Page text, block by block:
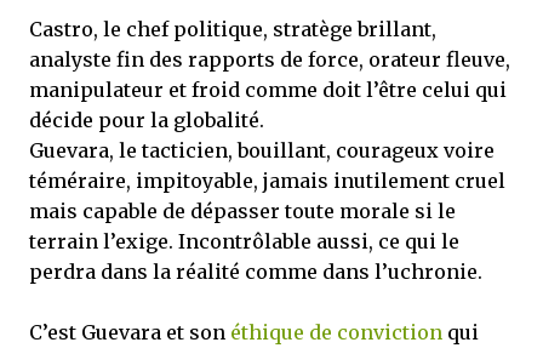
Castro, le chef politique, stratège brillant,
analyste fin des rapports de force, orateur fleuve,
manipulateur et froid comme doit l’être celui qui
décide pour la globalité.
Guevara, le tacticien, bouillant, courageux voire
téméraire, impitoyable, jamais inutilement cruel
mais capable de dépasser toute morale si le
terrain l’exige. Incontrôlable aussi, ce qui le
perdra dans la réalité comme dans l’uchronie.
C’est Guevara et son éthique de conviction qui